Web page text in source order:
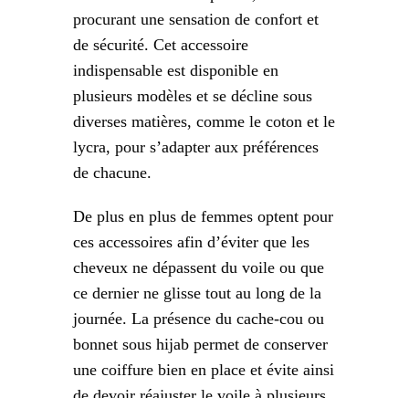
procurant une sensation de confort et
de sécurité. Cet accessoire
indispensable est disponible en
plusieurs modèles et se décline sous
diverses matières, comme le coton et le
lycra, pour s’adapter aux préférences
de chacune.
De plus en plus de femmes optent pour
ces accessoires afin d’éviter que les
cheveux ne dépassent du voile ou que
ce dernier ne glisse tout au long de la
journée. La présence du cache-cou ou
bonnet sous hijab permet de conserver
une coiffure bien en place et évite ainsi